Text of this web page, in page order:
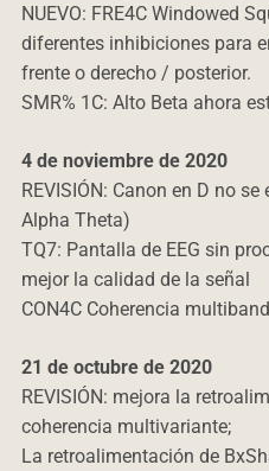
NUEVO: FRE4C Windowed
diferentes inhibiciones para
frente o derecho / posterior.
SMR% 1C: Alto Beta ahora
4 de noviembre de 2020
REVISIÓN: Canon en D no
Alpha Theta)
TQ7: Pantalla de EEG sin
mejor la calidad de la señal
CON4C Coherencia
21 de octubre de 2020
REVISIÓN: mejora la
coherencia multivariante;
La retroalimentación de